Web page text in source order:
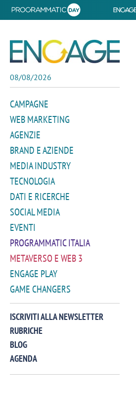
08/08/2026
CAMPAGNE
WEB MARKETING
AGENZIE
BRAND E AZIENDE
MEDIA INDUSTRY
TECNOLOGIA
DATI E RICERCHE
SOCIAL MEDIA
EVENTI
PROGRAMMATIC ITALIA
METAVERSO E WEB 3
ENGAGE PLAY
GAME CHANGERS
ISCRIVITI ALLA NEWSLETTER
RUBRICHE
BLOG
AGENDA